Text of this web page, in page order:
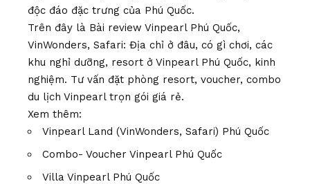
độc đáo đặc trưng của Phú Quốc.
Trên đây là Bài review Vinpearl Phú Quốc,
VinWonders, Safari: Địa chỉ ở đâu, có gì chơi, các
khu nghỉ dưỡng, resort ở Vinpearl Phú Quốc, kinh
nghiệm. Tư vấn đặt phòng resort, voucher, combo
du lịch Vinpearl trọn gói giá rẻ.
Xem thêm:
Vinpearl Land (VinWonders, Safari) Phú Quốc
Combo- Voucher Vinpearl Phú Quốc
Villa Vinpearl Phú Quốc